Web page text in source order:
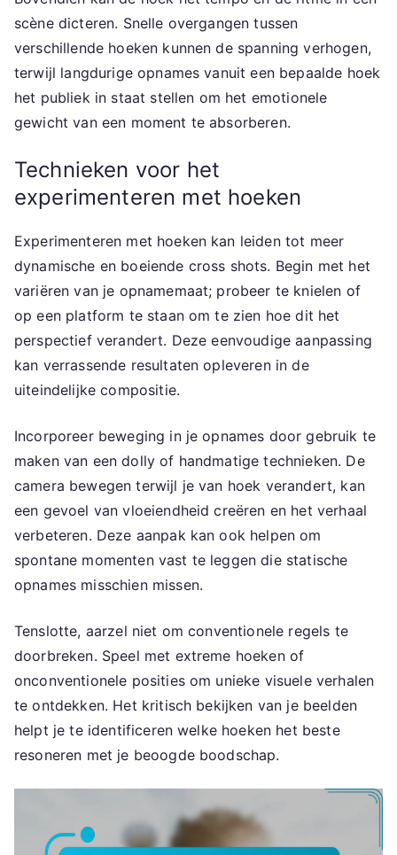
scène dicteren. Snelle overgangen tussen
verschillende hoeken kunnen de spanning verhogen,
terwijl langdurige opnames vanuit een bepaalde hoek
het publiek in staat stellen om het emotionele
gewicht van een moment te absorberen.
Technieken voor het
experimenteren met hoeken
Experimenteren met hoeken kan leiden tot meer
dynamische en boeiende cross shots. Begin met het
variëren van je opnamemaat; probeer te knielen of
op een platform te staan om te zien hoe dit het
perspectief verandert. Deze eenvoudige aanpassing
kan verrassende resultaten opleveren in de
uiteindelijke compositie.
Incorporeer beweging in je opnames door gebruik te
maken van een dolly of handmatige technieken. De
camera bewegen terwijl je van hoek verandert, kan
een gevoel van vloeiendheid creëren en het verhaal
verbeteren. Deze aanpak kan ook helpen om
spontane momenten vast te leggen die statische
opnames misschien missen.
Tenslotte, aarzel niet om conventionele regels te
doorbreken. Speel met extreme hoeken of
onconventionele posities om unieke visuele verhalen
te ontdekken. Het kritisch bekijken van je beelden
helpt je te identificeren welke hoeken het beste
resoneren met je beoogde boodschap.